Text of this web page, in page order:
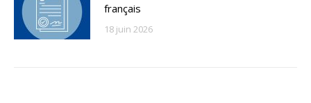
français
18 juin 2026